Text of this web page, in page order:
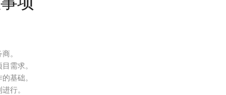
。
需求。
基础。
行。